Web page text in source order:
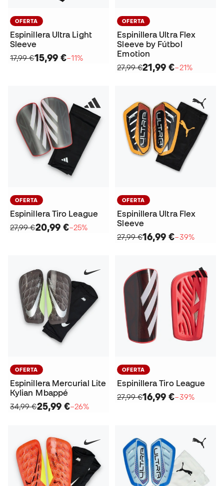
OFERTA
Espinillera Ultra Light
Sleeve
17,99 €15,99 €−11%
OFERTA
Espinillera Ultra Flex
Sleeve by Fútbol
Emotion
27,99 €21,99 €−21%
OFERTA
Espinillera Tiro League
27,99 €20,99 €−25%
OFERTA
Espinillera Ultra Flex
Sleeve
27,99 €16,99 €−39%
OFERTA
Espinillera Mercurial Lite
Kylian Mbappé
34,99 €25,99 €−26%
OFERTA
Espinillera Tiro League
27,99 €16,99 €−39%